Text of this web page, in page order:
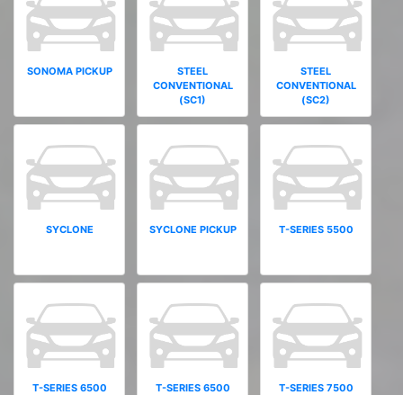
SONOMA PICKUP
STEEL
CONVENTIONAL
(SC1)
STEEL
CONVENTIONAL
(SC2)
SYCLONE SYCLONE PICKUP T-SERIES 5500
T-SERIES 6500
T-SERIES 6500
T-SERIES 7500